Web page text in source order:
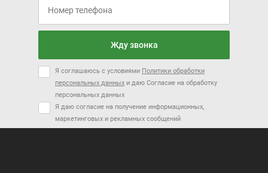
Жду звонка
Я соглашаюсь с условиями Политики обработки
персональных данных и даю Согласие на обработку
персональных данных
Я даю согласие на получение информационных,
маркетинговых и рекламных сообщений